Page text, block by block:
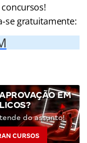
se gratuitamente:
EM
do assunto!
CURSOS